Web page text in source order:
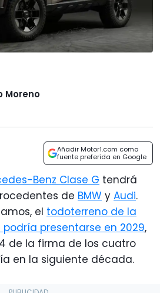
Moreno
Añadir Motor1.com como
fuente preferida en Google
Benz Clase G tendrá
de BMW y Audi.
el todoterreno de la
presentarse en 2029,
de la firma de los cuatro
en la siguiente década.